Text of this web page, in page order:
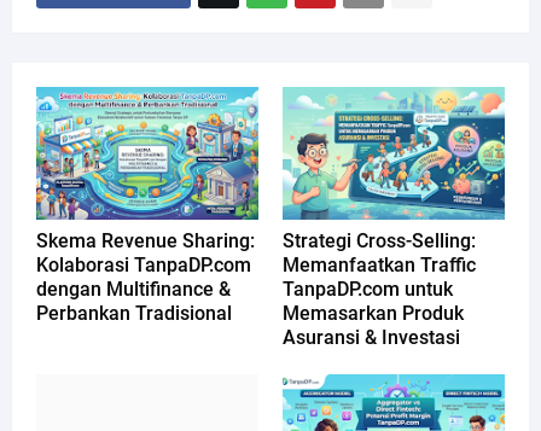
Skema Revenue Sharing:
Kolaborasi TanpaDP.com
dengan Multifinance &
Perbankan Tradisional
Strategi Cross-Selling:
Memanfaatkan Traffic
TanpaDP.com untuk
Memasarkan Produk
Asuransi & Investasi